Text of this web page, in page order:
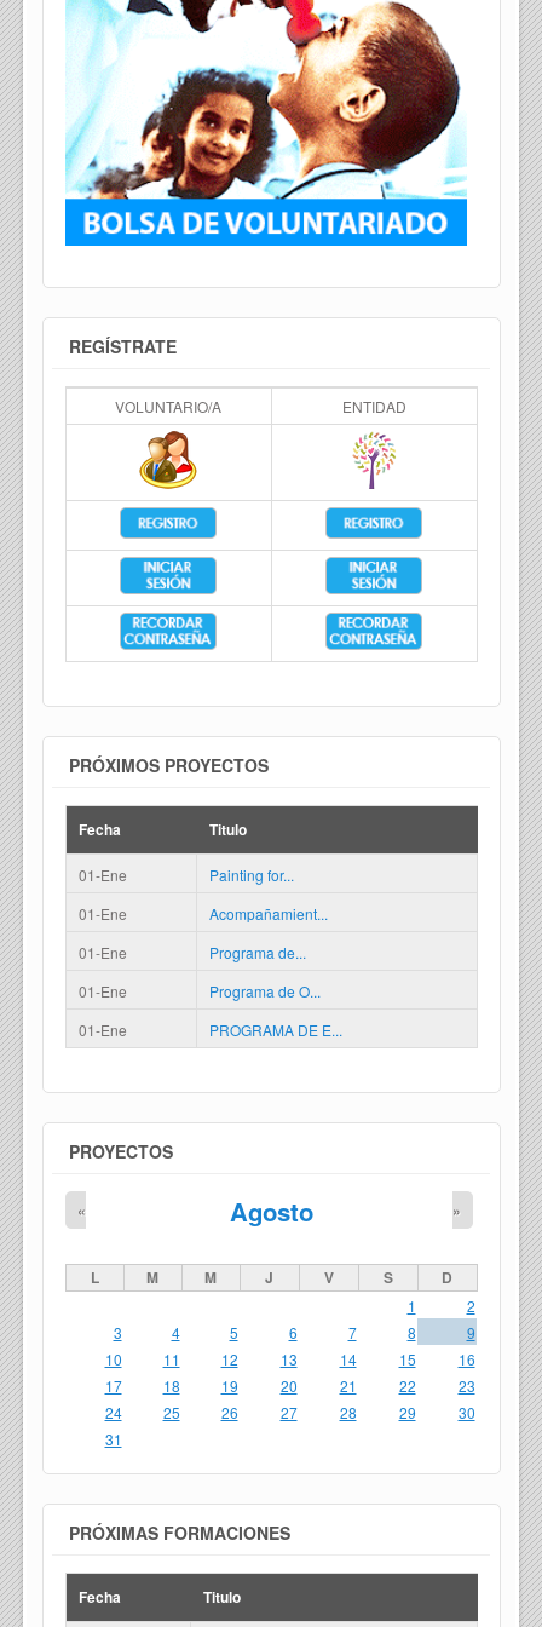
REGÍSTRATE
VOLUNTARIO/A ENTIDAD
PRÓXIMOS PROYECTOS
Fecha Titulo
01-Ene
Painting for...
01-Ene
Acompañamient...
01-Ene
Programa de...
01-Ene
Programa de O...
01-Ene
PROGRAMA DE E...
PROYECTOS
Agosto
« »
L M M J V S D
1
2
3
4 5 6 7 8
9
10
11 12 13 14 15
16
17
18 19 20 21 22
23
24
25 26 27 28 29
30
31
PRÓXIMAS FORMACIONES
Fecha Titulo